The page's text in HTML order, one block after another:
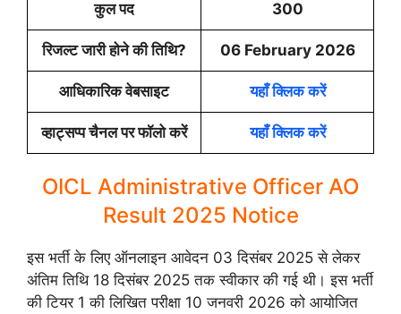
कुल पद 300
रिजल्ट जारी होने की तिथि? 06 February 2026
आधिकारिक वेबसाइट यहाँ क्लिक करें
व्हाट्सप्प चैनल पर फॉलो करें यहाँ क्लिक करें
OICL Administrative Officer AO
Result 2025 Notice
इस भर्ती के लिए ऑनलाइन आवेदन 03 दिसंबर 2025 से लेकर
अंतिम तिथि 18 दिसंबर 2025 तक स्वीकार की गई थी। इस भर्ती
की टियर 1 की लिखित परीक्षा 10 जनवरी 2026 को आयोजित